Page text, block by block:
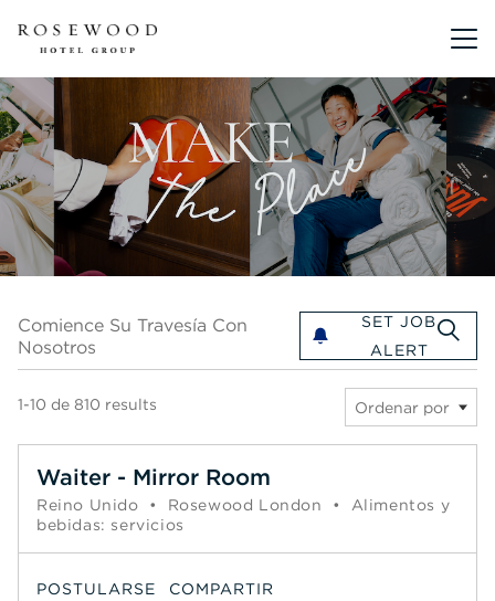
Menú
Comience Su Travesía Con
Nosotros
SET JOB
ALERT
1-10 de 810 results Ordenar por
Waiter - Mirror Room
Reino Unido • Rosewood London •
Alimentos y
bebidas: servicios
POSTULARSE COMPARTIR